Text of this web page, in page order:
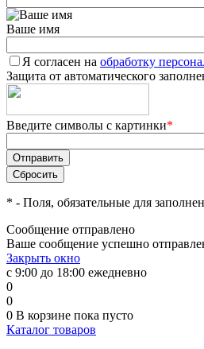
Ваше имя
Я согласен на обработку
Защита от автоматического
Введите символы с картинки*
* - Поля, обязательные для
Сообщение отправлено
Ваше сообщение успешно
Закрыть окно
с 9:00 до 18:00 ежедневно
0
0
0 В корзине пока пусто
Каталог товаров